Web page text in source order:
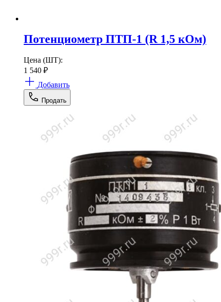
Потенциометр ПТП-1 (R 1,5 кОм)
Цена (ШТ):
1 540 ₽
Добавить
Продать